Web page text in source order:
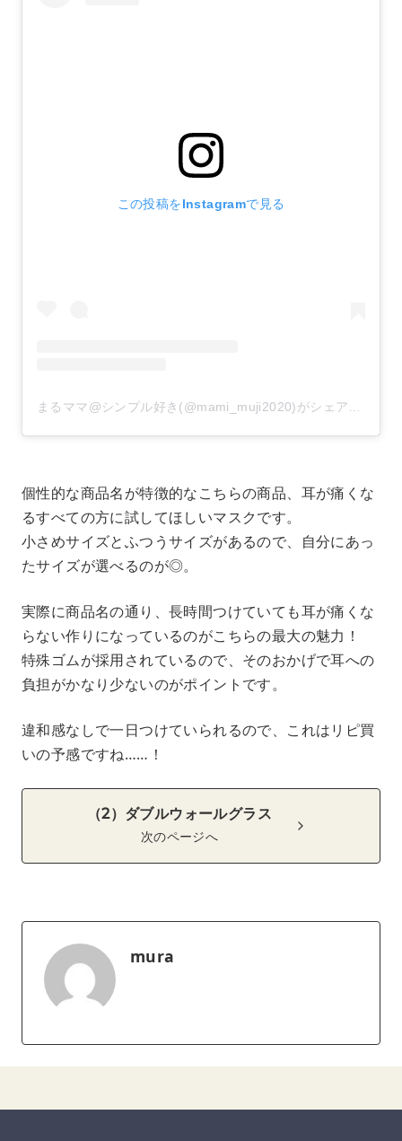
この投稿をInstagramで見る
まるママ@シンプル好き(@mami_muji2020)がシェアした投稿
個性的な商品名が特徴的なこちらの商品、耳が痛くな
るすべての方に試してほしいマスクです。
小さめサイズとふつうサイズがあるので、自分にあっ
たサイズが選べるのが◎。
実際に商品名の通り、長時間つけていても耳が痛くな
らない作りになっているのがこちらの最大の魅力！
特殊ゴムが採用されているので、そのおかげで耳への
負担がかなり少ないのがポイントです。
違和感なしで一日つけていられるので、これはリピ買
いの予感ですね……！
（2）ダブルウォールグラス
次のページへ
mura